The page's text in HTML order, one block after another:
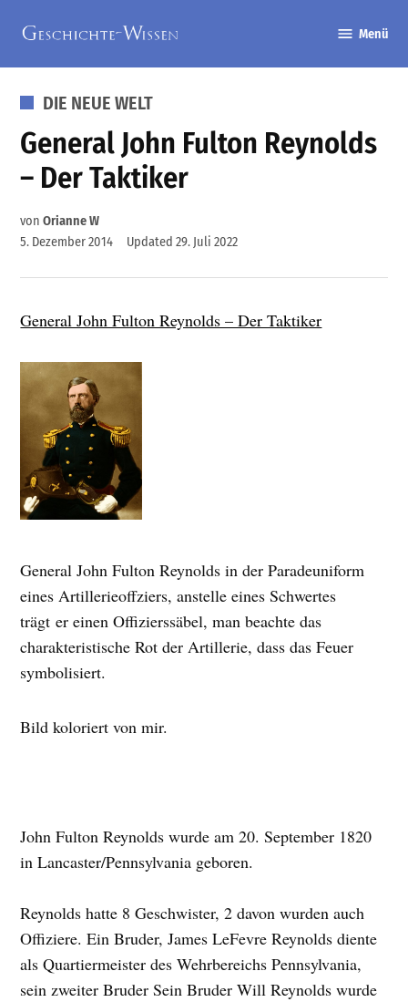
Inhalt
springen
Wissen
Menü
VERÖFFENTLICHT
DIE NEUE WELT
General John Fulton Reynolds
– Der Taktiker
von Orianne W
5. Dezember 2014
Updated 29. Juli 2022
General John Fulton Reynolds – Der Taktiker
General John Fulton Reynolds in der Paradeuniform
eines Artillerieoffziers, anstelle eines Schwertes
trägt er einen Offizierssäbel, man beachte das
charakteristische Rot der Artillerie, dass das Feuer
symbolisiert.
Bild koloriert von mir.
John Fulton Reynolds wurde am 20. September 1820
in Lancaster/Pennsylvania geboren.
Reynolds hatte 8 Geschwister, 2 davon wurden auch
Offiziere. Ein Bruder, James LeFevre Reynolds diente
als Quartiermeister des Wehrbereichs Pennsylvania,
sein zweiter Bruder Sein Bruder Will Reynolds wurde